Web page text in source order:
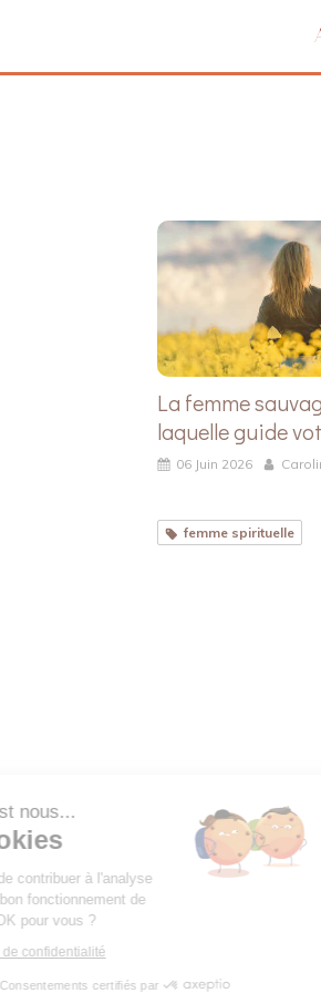
La femme
laquelle guide
06 Juin 2026
femme spirituelle
Bonjour c'est nous...
Les Cookies
Notre rôle est de contribuer à l'analyse
du trafic et au bon fonctionnement de
ce site. C'est OK pour vous ?
Lire la politique de confidentialité
Consentements certifiés par